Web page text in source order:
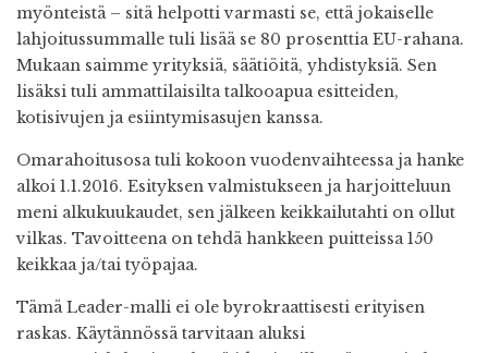
myönteistä – sitä helpotti varmasti se, että jokaiselle
lahjoitussummalle tuli lisää se 80 prosenttia EU-rahana.
Mukaan saimme yrityksiä, säätiöitä, yhdistyksiä. Sen
lisäksi tuli ammattilaisilta talkooapua esitteiden,
kotisivujen ja esiintymisasujen kanssa.
Omarahoitusosa tuli kokoon vuodenvaihteessa ja hanke
alkoi 1.1.2016. Esityksen valmistukseen ja harjoitteluun
meni alkukuukaudet, sen jälkeen keikkailutahti on ollut
vilkas. Tavoitteena on tehdä hankkeen puitteissa 150
keikkaa ja/tai työpajaa.
Tämä Leader-malli ei ole byrokraattisesti erityisen
raskas. Käytännössä tarvitaan aluksi